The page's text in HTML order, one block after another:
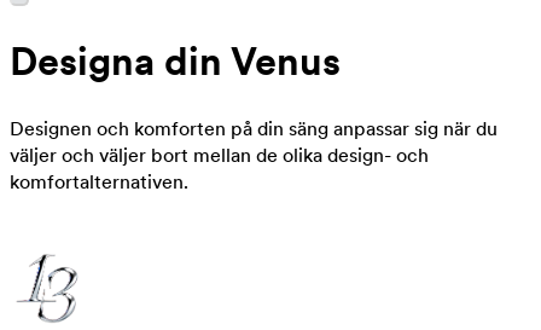
Designa din Venus
Designen och komforten på din säng anpassar sig när du
väljer och väljer bort mellan de olika design- och
komfortalternativen.